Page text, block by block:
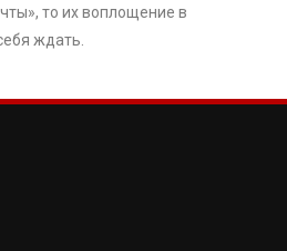
то их воплощение в
ждать.